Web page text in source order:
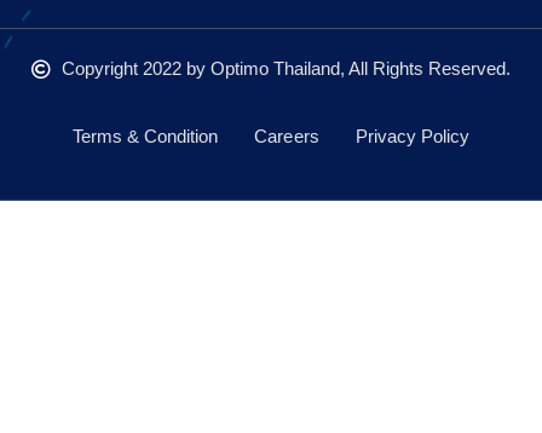
Copyright 2022 by Optimo Thailand, All Rights Reserved.
Terms & Condition Careers Privacy Policy